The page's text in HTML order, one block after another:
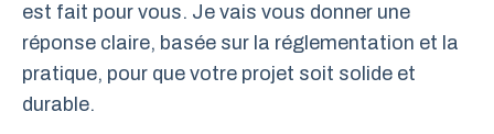
est fait pour vous. Je vais vous donner une
réponse claire, basée sur la réglementation et la
pratique, pour que votre projet soit solide et
durable.